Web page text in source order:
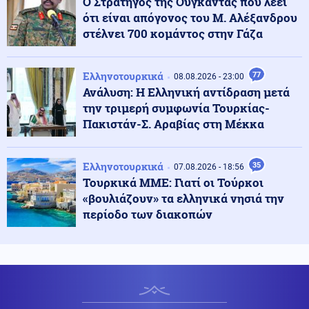
Πολιτική 09.08.2026 - 12:11
Τουρνάς: 400+ πυρκαγιές σε 10 μέρες – Από αμέλεια το
90% των περιστατικών
Κοινωνία 09.08.2026 - 11:59
Δύο θάνατοι λουομένων το Σάββατο σε Λέσβο και
Σιθωνία
Κοινωνία 09.08.2026 - 11:52
Χαλκιδική: Οριοθετήθηκε άμεσα πυρκαγιά στα
Πυργαδίκια
Συναγερμός στην Έδεσσα για την εξαφάνιση 31χρονου
ότι είναι απόγονος του Μ. Αλέξανδρου
στέλνει 700 κομάντος στην Γάζα
Ελληνοτουρκικά 08.08.2026 - 23:00 77
Ανάλυση: Η Ελληνική αντίδραση μετά
την τριμερή συμφωνία Τουρκίας-
Πακιστάν-Σ. Αραβίας στη Μέκκα
Ελληνοτουρκικά 07.08.2026 - 18:56 35
Τουρκικά ΜΜΕ: Γιατί οι Τούρκοι
«βουλιάζουν» τα ελληνικά νησιά την
περίοδο των διακοπών